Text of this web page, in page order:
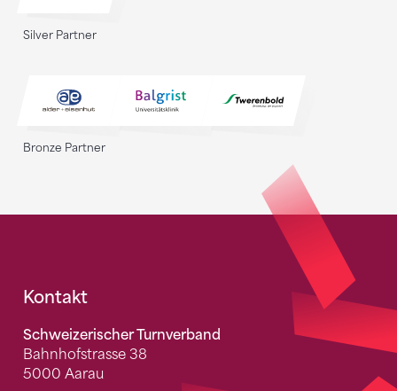
Silver Partner
Bronze Partner
Fusszeile
Kontakt
Schweizerischer Turnverband
Bahnhofstrasse 38
5000 Aarau